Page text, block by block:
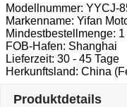
Modellnummer: YYCJ-
Markenname: Yifan
Mindestbestellmenge:
FOB-Hafen: Shanghai
Lieferzeit: 30 - 45 Tage
Herkunftsland: China
Produktdetails